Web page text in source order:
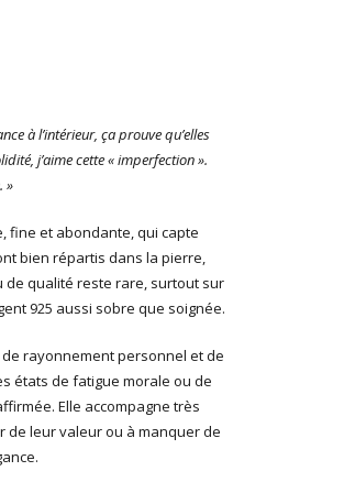
à l’intérieur, ça prouve qu’elles
j’aime cette « imperfection ».
»
fine et abondante, qui capte
bien répartis dans la pierre,
de qualité reste rare, surtout sur
925 aussi sobre que soignée.
rayonnement personnel et de
états de fatigue morale ou de
Elle accompagne très
de leur valeur ou à manquer de